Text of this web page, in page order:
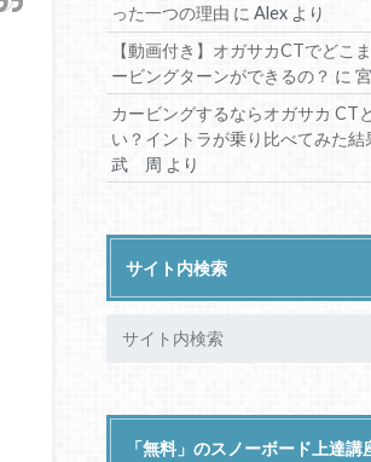
った一つの理由 にAlex より
【動画付き】オガサカCTでどこ
ービングターンができるの？ に
カービングするならオガサカ CT
い？イントラが乗り比べてみた結
武 周 より
サイト内検索
「無料」のスノーボード上達講